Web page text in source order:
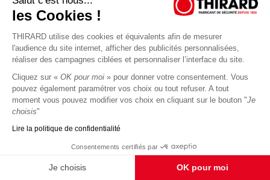
les Cookies !
THIRARD utilise des cookies et équivalents afin de mesurer
l'audience du site internet, afficher des publicités personnalisées,
réaliser des campagnes ciblées et personnaliser l’interface du site.
Cliquez sur « OK pour moi » pour donner votre consentement. Vous
pouvez également paramétrer vos choix ou tout refuser. A tout
moment vous pouvez modifier vos choix en cliquant sur le bouton "Je
choisis"
Lire la politique de confidentialité
Consentements certifiés par
Je choisis OK pour moi